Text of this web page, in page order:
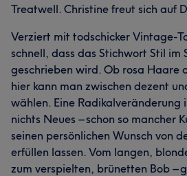
Treatwell. Christine freut sich auf
Verziert mit todschicker Vintage-
schnell, dass das Stichwort Stil im
geschrieben wird. Ob rosa Haare
hier kann man zwischen dezent
wählen. Eine Radikalveränderung
nichts Neues – schon so mancher
seinen persönlichen Wunsch von
erfüllen lassen. Vom langen,
zum verspielten, brünetten Bob –